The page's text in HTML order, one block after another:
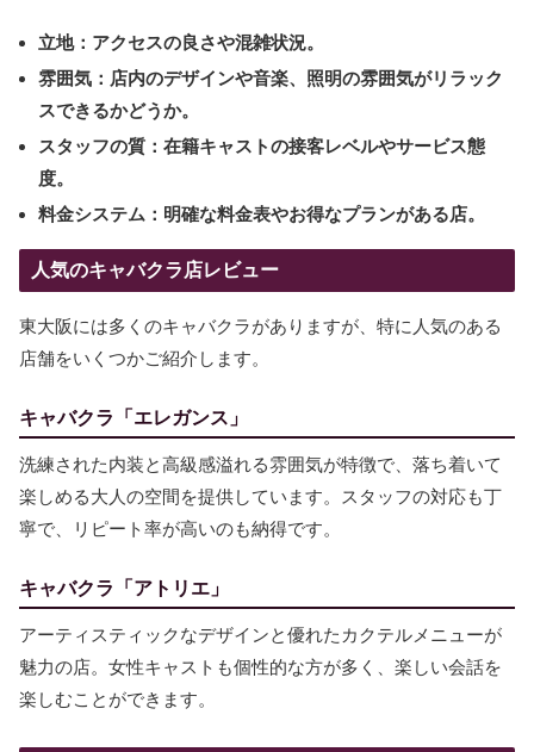
立地： アクセスの良さや混雑状況。
雰囲気： 店内のデザインや音楽、照明の雰囲気がリラック
スできるかどうか。
スタッフの質： 在籍キャストの接客レベルやサービス態
度。
料金システム： 明確な料金表やお得なプランがある店。
人気のキャバクラ店レビュー
東大阪には多くのキャバクラがありますが、特に人気のある
店舗をいくつかご紹介します。
キャバクラ「エレガンス」
洗練された内装と高級感溢れる雰囲気が特徴で、落ち着いて
楽しめる大人の空間を提供しています。スタッフの対応も丁
寧で、リピート率が高いのも納得です。
キャバクラ「アトリエ」
アーティスティックなデザインと優れたカクテルメニューが
魅力の店。女性キャストも個性的な方が多く、楽しい会話を
楽しむことができます。